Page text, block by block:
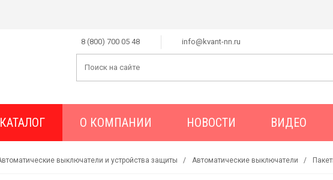
8 (800) 700 05 48 info@kvant-nn.ru
КАТАЛОГ О КОМПАНИИ НОВОСТИ ВИДЕО
выключатели и устройства защиты Автоматические выключатели